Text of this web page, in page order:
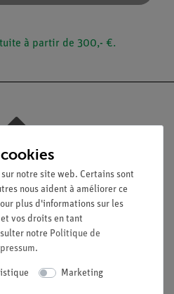
à partir de 300,- €.
oben
notre site web. Certains sont
nous aident à améliorer ce
plus d'informations sur les
vos droits en tant
notre Politique de
.
Marketing